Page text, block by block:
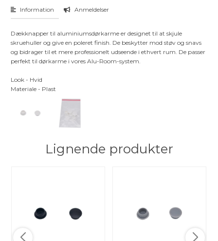
Information Anmeldelser
Dækknapper til aluminiumsdørkarme er designet til at skjule
skruehuller og give en poleret finish. De beskytter mod støv og snavs
og bidrager til et mere professionelt udseende i ethvert rum. De passer
perfekt til dørkarme i vores Alu-Room-system.
Look - Hvid
Materiale - Plast
Lignende produkter